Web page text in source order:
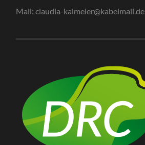
Mail: claudia-kalmeier@kabelmail.de